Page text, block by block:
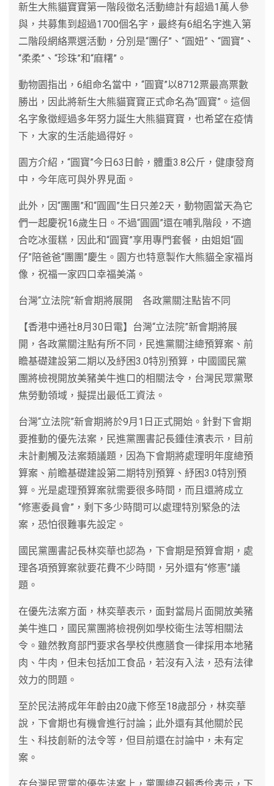
新生大熊貓寶寶第一階段徵名活動總計有超過1萬人參
與，共募集到超過1700個名字，最終有6組名字進入第
二階段網絡票選活動，分別是“團仔”、“圓妞”、“圓寶”、
“柔柔”、“珍珠”和“麻糬”。
動物園指出，6組命名當中，“圓寶”以8712票最高票數
勝出，因此將新生大熊貓寶寶正式命名為“圓寶”。這個
名字象徵經過多年努力誕生大熊貓寶寶，也希望在疫情
下，大家的生活能過得好。
園方介紹，“圓寶”今日63日齡，體重3.8公斤，健康發育
中，今年底可與外界見面。
此外，因“團團”和“圓圓”生日只差2天，動物園當天為它
們一起慶祝16歲生日。不過“圓圓”還在哺乳階段，不適
合吃冰蛋糕，因此和“圓寶”享用專門套餐，由姐姐“圓
仔”陪爸爸“團團”慶生。園方也特意製作大熊貓全家福肖
像，祝福一家四口幸福美滿。
台灣“立法院”新會期將展開 各政黨關注點皆不同
【香港中通社8月30日電】台灣“立法院”新會期將展
開，各政黨關注點有所不同，民進黨關注總預算案、前
瞻基礎建設第二期以及紓困3.0特別預算，中國國民黨
團將檢視開放美豬美牛進口的相關法令，台灣民眾黨聚
焦勞動領域，擬提出最低工資法。
台灣“立法院”新會期將於9月1日正式開始。針對下會期
要推動的優先法案，民進黨團書記長鍾佳濱表示，目前
未計劃觸及法案類議題，因為下會期將處理明年度總預
算案、前瞻基礎建設第二期特別預算、紓困3.0特別預
算。光是處理預算案就需要很多時間，而且還將成立
“修憲委員會”，剩下多少時間可以處理特別緊急的法
案，恐怕很難事先設定。
國民黨團書記長林奕華也認為，下會期是預算會期，處
理各項預算案就要花費不少時間，另外還有“修憲”議
題。
在優先法案方面，林奕華表示，面對當局片面開放美豬
美牛進口，國民黨團將檢視例如學校衛生法等相關法
令。雖然教育部門要求各學校供應膳食一律採用本地豬
肉、牛肉，但未包括加工食品，若沒有入法，恐有法律
效力的問題。
至於民法將成年年齡由20歲下修至18歲部分，林奕華
說，下會期也有機會進行討論；此外還有其他關於民
生、科技創新的法令等，但目前還在討論中，未有定
案。